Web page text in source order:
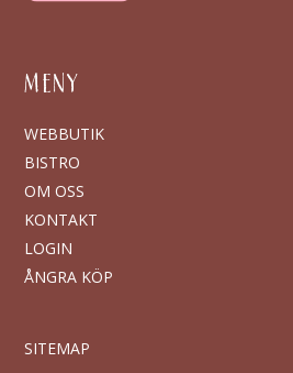
MENY
WEBBUTIK
BISTRO
OM OSS
KONTAKT
LOGIN
ÅNGRA KÖP
SITEMAP